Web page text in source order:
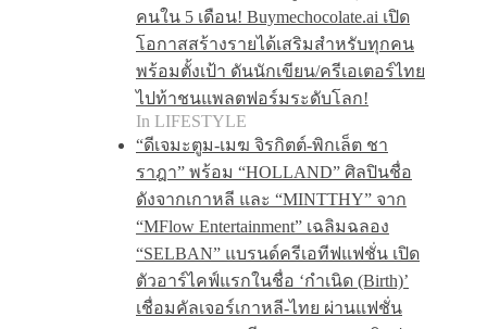
คนใน 5 เดือน! Buymechocolate.ai เปิด
โอกาสสร้างรายได้เสริมสำหรับทุกคน
พร้อมตั้งเป้า ดันนักเขียน/ครีเอเตอร์ไทย
ไปท้าชนแพลตฟอร์มระดับโลก!
In LIFESTYLE
“ดีเจมะตูม-เมฆ จิรกิตต์-พิกเล็ต ชา
ราฎา” พร้อม “HOLLAND” ศิลปินชื่อ
ดังจากเกาหลี และ “MINTTHY” จาก
“MFlow Entertainment” เฉลิมฉลอง
“SELBAN” แบรนด์ครีเอทีฟแฟชั่น เปิด
ตัวอาร์ไคฟ์แรกในชื่อ ‘กำเนิด (Birth)’
เชื่อมคัลเจอร์เกาหลี-ไทย ผ่านแฟชั่น